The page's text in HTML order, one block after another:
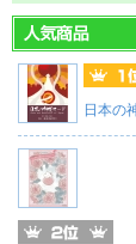
日本の